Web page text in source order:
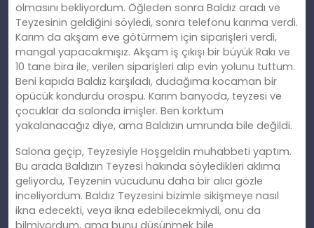
olmasını bekliyordum. Öğleden sonra Baldız aradı ve
Teyzesinin geldiğini söyledi, sonra telefonu karıma verdi.
Karım da akşam eve götürmem için siparişleri verdi,
mangal yapacakmışız. Akşam iş çıkışı bir büyük Rakı ve
10 tane bira ile, verilen siparişleri alıp evin yolunu tuttum.
Beni kapıda Baldız karşıladı, dudağıma kocaman bir
öpücük kondurdu orospu. Karım banyoda, teyzesi ve
çocuklar da salonda imişler. Ben korktum
yakalanacağız diye, ama Baldızın umrunda bile değildi.
Salona geçip, Teyzesiyle Hoşgeldin muhabbeti yaptım.
Bu arada Baldızın Teyzesi hakında söyledikleri aklıma
geliyordu, Teyzenin vücudunu daha bir alıcı gözle
inceliyordum. Baldız Teyzesini bizimle sikişmeye nasıl
ikna edecekti, veya ikna edebilecekmiydi, onu da
bilmiyordum, ama bunu düşünmek bile